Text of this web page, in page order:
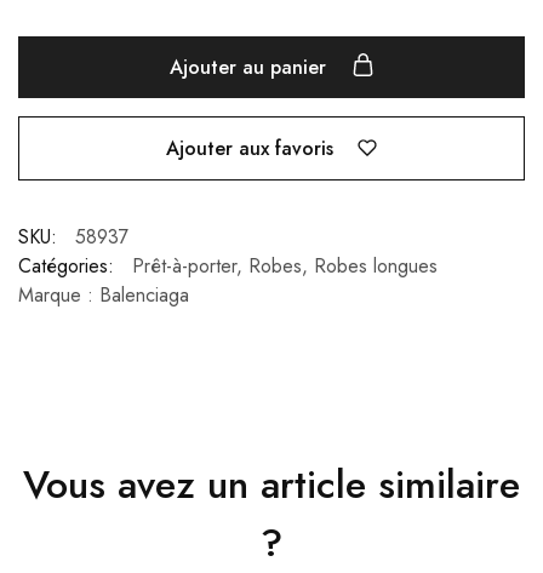
Ajouter au panier
Ajouter aux favoris
l
t
e
v
SKU:
58937
Catégories:
Prêt-à-porter, Robes, Robes longues
Marque : Balenciaga
Vous avez un article similaire
?